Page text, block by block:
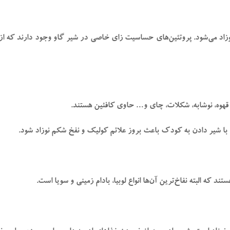
می‌شود. پروتئین‌های حساسیت زای خاصی در شیر گاو وجود دارند که
نوشابه، شکلات، چای و… حاوی کافئین هستند.
شیر دادن به کودک باعث بروز علائم کولیک و نفخ شکم نوزاد شود.
که البته نفاخ‌ترین آن‌ها انواع لوبیا، بادام زمینی و سویا است.